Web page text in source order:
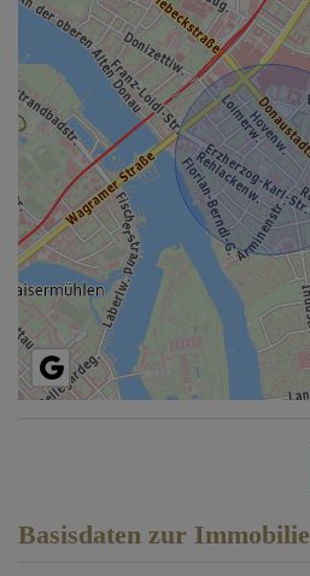
Basisdaten zur Immobilie